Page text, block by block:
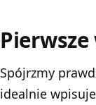
Spójrzmy
idealnie